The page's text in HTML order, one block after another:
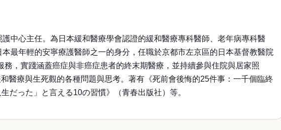
中心主任。為日本緩和醫療學會認證的緩和醫療專科醫師、老年病專科醫
最年輕的安寧療護醫師之一的身分，任職於京都市左京區的日本基督教醫院
，實踐涵蓋癌症與非癌症患者的終末期醫療，並持續參與住院與居家照
醫療與生死觀的各種問題與思考。著有《死前會後悔的25件事：一千個臨終
だった」と言える10の習慣》（青春出版社）等。